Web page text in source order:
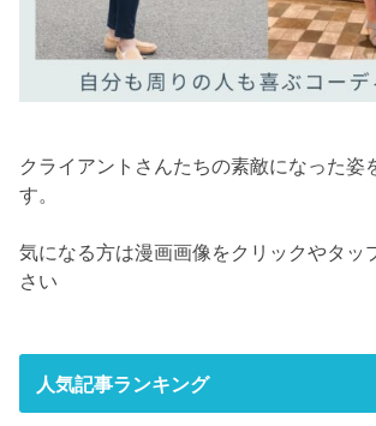
クライアントさんたちの素敵になった姿
す。
気になる方は漫画画像をクリックやタッ
さい
人気記事ランキング